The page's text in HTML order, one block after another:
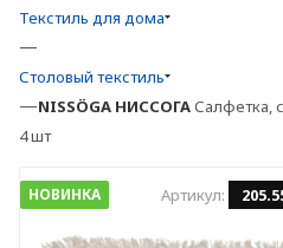
Текстиль для дома
—
Столовый текстиль
—NISSÖGA НИССОГАСалфетка,
4 шт
НОВИНКА Артикул: